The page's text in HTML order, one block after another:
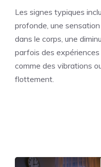
Les signes typiques
profonde, une
dans le corps, une
parfois des
comme des vibrations
flottement.